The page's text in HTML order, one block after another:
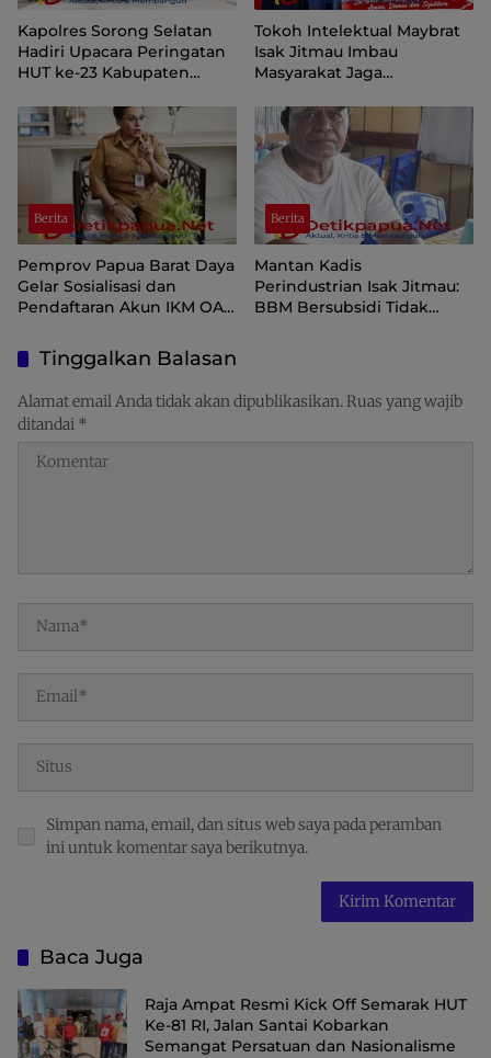
Kapolres Sorong Selatan
Hadiri Upacara Peringatan
HUT ke-23 Kabupaten
Tokoh Intelektual Maybrat
Isak Jitmau Imbau
Masyarakat Jaga
81 Kemerdekaan RI
Berita
Pemprov Papua Barat Daya
Gelar Sosialisasi dan
Pendaftaran Akun IKM OAP
Berita
Mantan Kadis
Perindustrian Isak Jitmau:
BBM Bersubsidi Tidak
Tinggalkan Balasan
Alamat email Anda tidak akan dipublikasikan. Ruas yang wajib
ditandai *
Simpan nama, email, dan situs web saya pada peramban
ini untuk komentar saya berikutnya.
Baca Juga
Raja Ampat Resmi Kick Off Semarak HUT
Ke-81 RI, Jalan Santai Kobarkan
Semangat Persatuan dan Nasionalisme